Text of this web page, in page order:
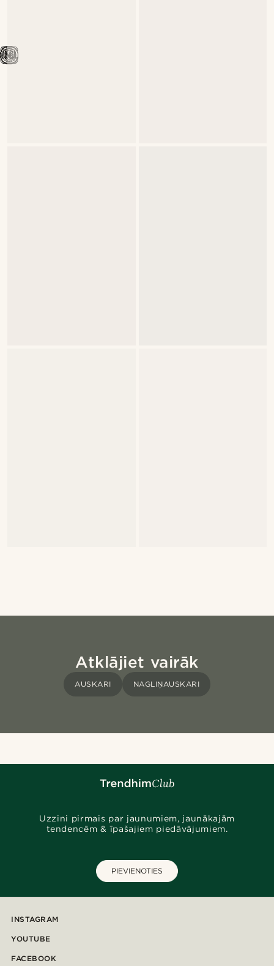
Atklājiet vairāk
AUSKARI NAGLIŅAUSKARI
Uzzini pirmais par jaunumiem, jaunākajām
tendencēm & īpašajiem piedāvājumiem.
PIEVIENOTIES
INSTAGRAM
YOUTUBE
FACEBOOK